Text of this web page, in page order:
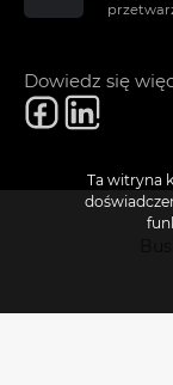
Dowiedz się
Ta witryna